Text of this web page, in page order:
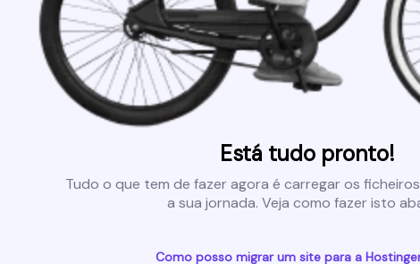
Está tudo pronto!
Tudo o que tem de fazer agora é carregar os
a sua jornada. Veja como fazer isto
Como posso migrar um site para a